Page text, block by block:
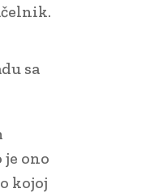
sa
ono
kojoj